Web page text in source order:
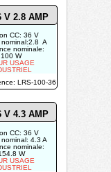
V 2.8 AMP
CC: 36 V
nominal:2.8 A
nominale:
100 W
USAGE
LRS-100-36
V 4.3 AMP
CC: 36 V
4.3 A
nominale:
W
USAGE